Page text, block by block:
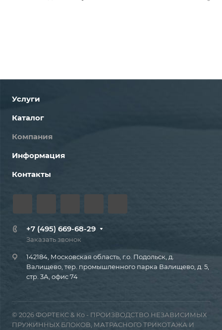
Услуги
Каталог
Компания
Информация
Контакты
+7 (495) 669-68-29
Заказать звонок
142184, Московская область, г.о. Подольск, д.
Валищево, тер. промышленного парка Валищево, д. 5,
стр. 3А, офис 74
© 2026 ФОРТЕКС & Ко - ПРОИЗВОДСТВО НЕЗАВИСИМЫХ
ПРУЖИННЫХ БЛОКОВ, МАТРАСНОГО ТРИКОТАЖА И